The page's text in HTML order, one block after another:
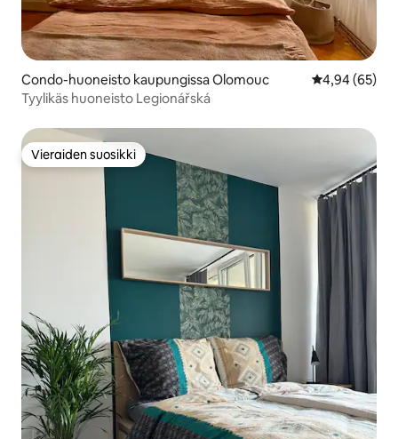
Condo-huoneisto kaupungissa Olomouc
4,94 (65)
Tyylikäs huoneisto Legionářská
Vieraiden suosikki
Vieraiden suosikki